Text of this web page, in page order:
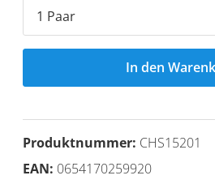
In den
Produktnummer: CHS15201
EAN: 0654170259920